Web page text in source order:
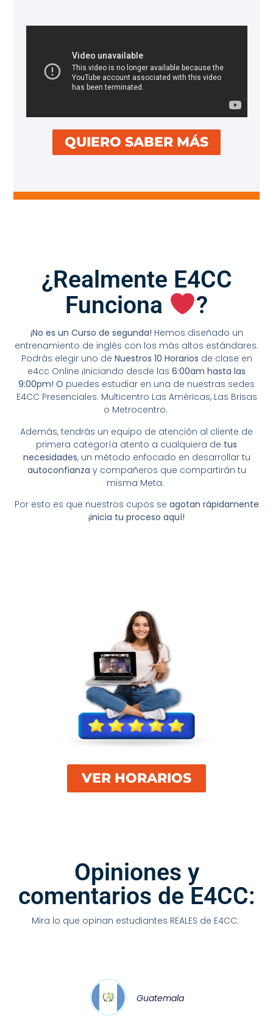
QUIERO SABER MÁS
¿Realmente E4CC
Funciona
?
¡No es un Curso de segunda! Hemos diseñado un
entrenamiento de inglés con los más altos estándares.
Podrás elegir uno de Nuestros 10 Horarios de clase en
e4cc Online ¡Iniciando desde las 6:00am hasta las
9:00pm! O puedes estudiar en una de nuestras sedes
E4CC Presenciales: Multicentro Las Américas, Las Brisas
o Metrocentro.
Además, tendrás un equipo de atención al cliente de
primera categoría atento a cualquiera de tus
necesidades, un método enfocado en desarrollar tu
autoconfianza y compañeros que compartirán tu
misma Meta.
Por esto es que nuestros cupos se agotan rápidamente
¡inicia tu proceso aquí!
VER HORARIOS
Opiniones y
comentarios de E4CC:
Mira lo que opinan estudiantes REALES de E4CC:
Guatemala